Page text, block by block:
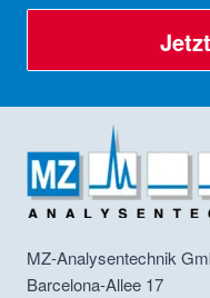
MZ-Analysentechnik
Barcelona-Allee 17